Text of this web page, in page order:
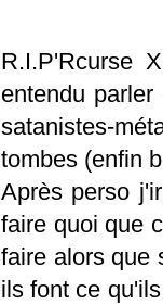
R.I.P'Rcurse
entendu
satanistes-
tombes (enfin
Après perso
faire quoi que
faire alors que
ils font ce